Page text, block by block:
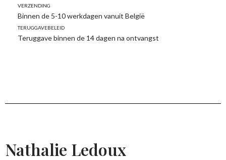
Verzending
Binnen de 5-10 werkdagen vanuit België
Teruggavebeleid
Teruggave binnen de 14 dagen na ontvangst
Nathalie Ledoux